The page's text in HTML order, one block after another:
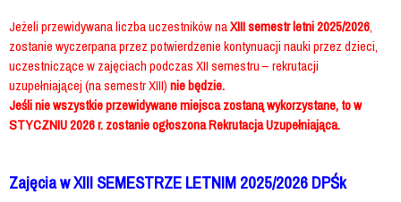
Jeżeli przewidywana liczba uczestników naXIII semestr letni 2025/2026,
zostanie wyczerpana przez potwierdzenie kontynuacji nauki przez dzieci,
uczestniczące w zajęciach podczas XII semestru – rekrutacji
uzupełniającej (na semestr XIII)nie będzie.
Jeśli nie wszystkie przewidywane miejsca zostaną wykorzystane, to w
STYCZNIU 2026 r. zostanie ogłoszona Rekrutacja Uzupełniająca.
Zajęcia w XIII SEMESTRZE LETNIM 2025/2026 DPŚk